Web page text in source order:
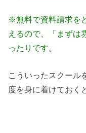
※無料で資料請求を
えるので、「まずは
ったりです。
こういったスクール
度を身に着けておく